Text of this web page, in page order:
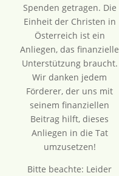
Spenden getragen. Die
Einheit der Christen in
Österreich ist ein
Anliegen, das finanzielle
Unterstützung braucht.
Wir danken jedem
Förderer, der uns mit
seinem finanziellen
Beitrag hilft, dieses
Anliegen in die Tat
umzusetzen!
Bitte beachte: Leider